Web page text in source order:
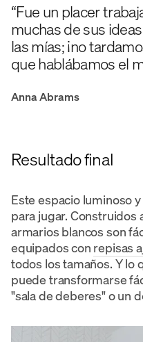
“Fue un placer
muchas de sus
las mías; ¡no
que hablábamos el
Anna Abrams
Resultado final
Este espacio luminoso
para jugar. Construidos
armarios blancos son
equipados con repisas
todos los tamaños. Y lo
puede transformarse
"sala de deberes" o un